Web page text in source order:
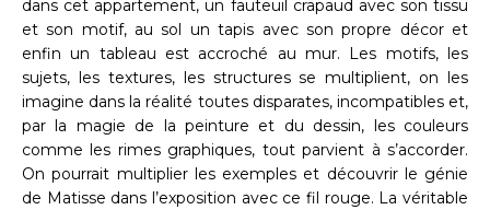
dans cet appartement, un fauteuil crapaud avec son tissu
et son motif, au sol un tapis avec son propre décor et
enfin un tableau est accroché au mur. Les motifs, les
sujets, les textures, les structures se multiplient, on les
imagine dans la réalité toutes disparates, incompatibles et,
par la magie de la peinture et du dessin, les couleurs
comme les rimes graphiques, tout parvient à s’accorder.
On pourrait multiplier les exemples et découvrir le génie
de Matisse dans l’exposition avec ce fil rouge. La véritable